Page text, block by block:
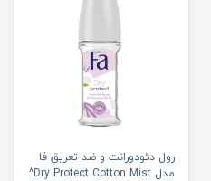
رول دئودورانت و ضد تعریق فا
مدل Dry Protect Cotton Mist^